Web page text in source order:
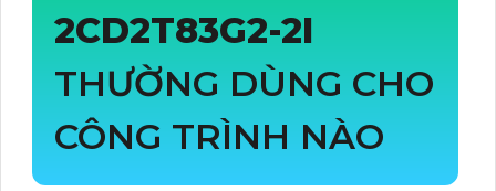
2CD2T83G2-2I
THƯỜNG DÙNG CHO
CÔNG TRÌNH NÀO